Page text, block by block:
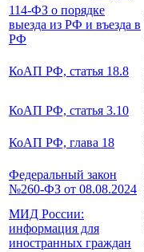
114-ФЗ о порядке
выезда из РФ и въезда в
РФ
КоАП РФ, статья 18.8
КоАП РФ, статья 3.10
КоАП РФ, глава 18
Федеральный закон
№260-ФЗ от 08.08.2024
МИД России:
информация для
иностранных граждан